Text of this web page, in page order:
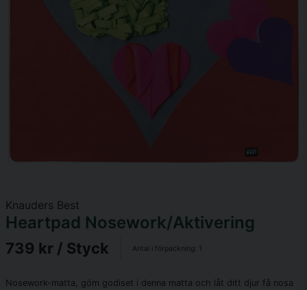
Knauders Best
Heartpad Nosework/Aktivering
739 kr / Styck Antal i förpackning: 1
Nosework-matta, göm godiset i denna matta och låt ditt djur få nosa